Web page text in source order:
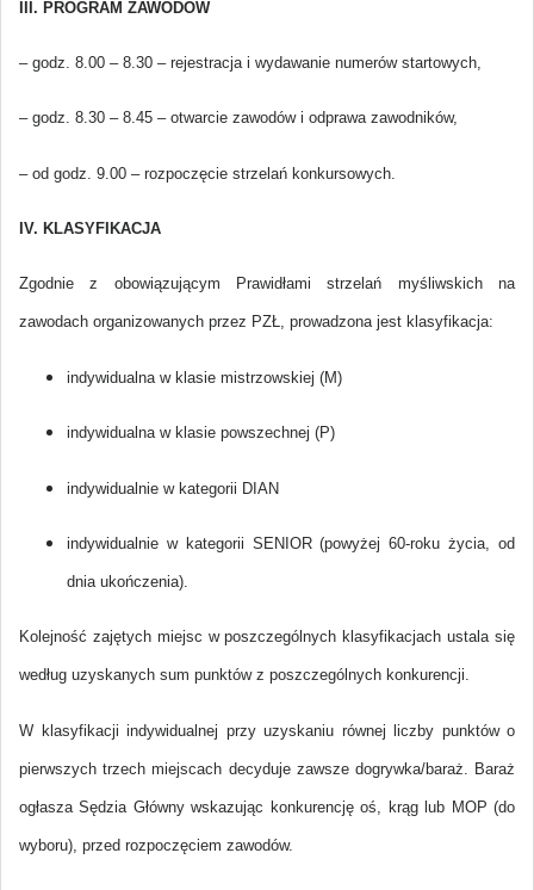
III. PROGRAM ZAWODÓW
– godz. 8.00 – 8.30 – rejestracja i wydawanie numerów startowych,
– godz. 8.30 – 8.45 – otwarcie zawodów i odprawa zawodników,
– od godz. 9.00 – rozpoczęcie strzelań konkursowych.
IV. KLASYFIKACJA
Zgodnie z obowiązującym Prawidłami strzelań myśliwskich na
zawodach organizowanych przez PZŁ, prowadzona jest klasyfikacja:
indywidualna w klasie mistrzowskiej (M)
indywidualna w klasie powszechnej (P)
indywidualnie w kategorii DIAN
indywidualnie w kategorii SENIOR (powyżej 60-roku życia, od
dnia ukończenia).
Kolejność zajętych miejsc w poszczególnych klasyfikacjach ustala się
według uzyskanych sum punktów z poszczególnych konkurencji.
W klasyfikacji indywidualnej przy uzyskaniu równej liczby punktów o
pierwszych trzech miejscach decyduje zawsze dogrywka/baraż. Baraż
ogłasza Sędzia Główny wskazując konkurencję oś, krąg lub MOP (do
wyboru), przed rozpoczęciem zawodów.